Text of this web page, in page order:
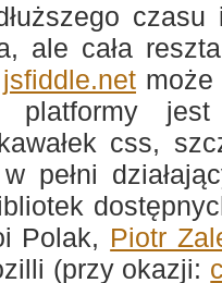
ale cała
jsfiddle.net
platformy
css,
pełni
Polak, Piotr
(przy okazji: